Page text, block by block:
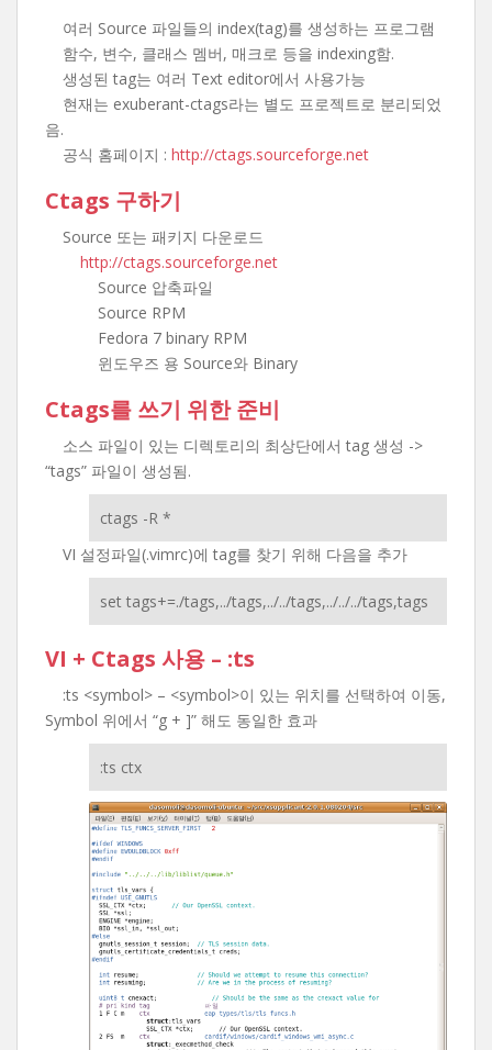
여러 Source 파일들의 index(tag)를 생성하는 프로그램
함수, 변수, 클래스 멤버, 매크로 등을 indexing함.
생성된 tag는 여러 Text editor에서 사용가능
현재는 exuberant-ctags라는 별도 프로젝트로 분리되었
음.
공식 홈페이지 : http://ctags.sourceforge.net
Ctags 구하기
Source 또는 패키지 다운로드
http://ctags.sourceforge.net
Source 압축파일
Source RPM
Fedora 7 binary RPM
윈도우즈 용 Source와 Binary
Ctags를 쓰기 위한 준비
소스 파일이 있는 디렉토리의 최상단에서 tag 생성 ->
“tags” 파일이 생성됨.
ctags -R *
VI 설정파일(.vimrc)에 tag를 찾기 위해 다음을 추가
set tags+=./tags,../tags,../../tags,../../../tags,tags
VI + Ctags 사용 – :ts
:ts <symbol> – <symbol>이 있는 위치를 선택하여 이동,
Symbol 위에서 “g + ]” 해도 동일한 효과
:ts ctx